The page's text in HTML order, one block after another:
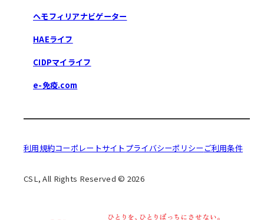
ヘモフィリアナビゲーター
HAEライフ
CIDPマイライフ
e-免疫.com
利用規約コーポレートサイト プライバシーポリシー ご利用条件
CSL, All Rights Reserved © 2026